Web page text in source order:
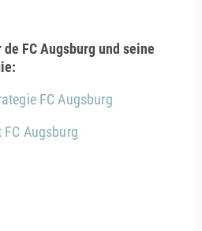
FC Augsburg und seine
FC Augsburg
Augsburg